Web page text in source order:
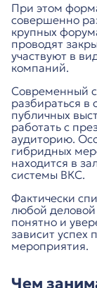
При этом
совершенно
крупных
проводят
участвуют в
компаний.
Современный
разбираться в
публичных
работать с
аудиторию.
гибридных
находится в
системы ВКС.
Фактически
любой деловой
понятно и
зависит успех
мероприятия.
Чем